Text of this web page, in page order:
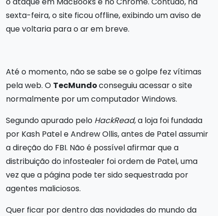
sexta-feira, o site ficou offline, exibindo um aviso de
que voltaria para o ar em breve.
Até o momento, não se sabe se o golpe fez vítimas
pela web. O TecMundoconseguiu acessar o site
normalmente por um computador Windows.
Segundo apurado pelo HackRead, a loja foi fundada
por Kash Patel e Andrew Ollis, antes de Patel assumir
a direção do FBI. Não é possível afirmar que a
distribuição do infostealer foi ordem de Patel, uma
vez que a página pode ter sido sequestrada por
agentes maliciosos.
Quer ficar por dentro das novidades do mundo da